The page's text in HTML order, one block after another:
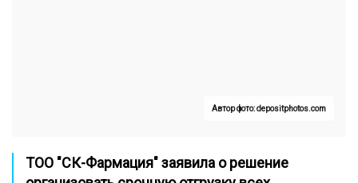
Автор фото: depositphotos.com
ТОО "СК-Фармация" заявила о решение